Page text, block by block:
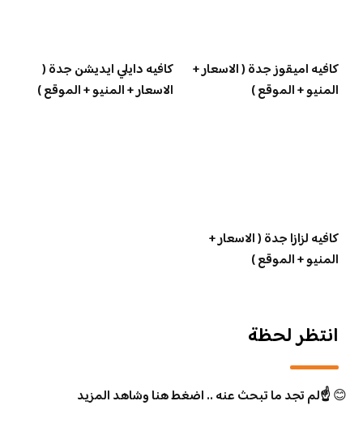
كافيه اميقوز جدة ( الاسعار +
المنيو + الموقع )
كافيه دايلي ايديشن جدة (
الاسعار + المنيو + الموقع )
كافيه لزازا جدة ( الاسعار +
المنيو + الموقع )
انتظر لحظة
😊☝️لم تجد ما تبحث عنه .. اضغط هنا وشاهد المزيد